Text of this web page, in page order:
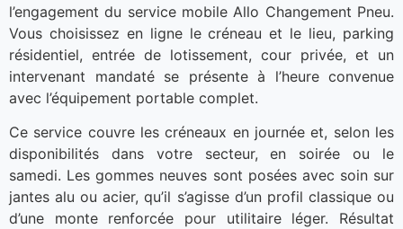
l’engagement du service mobile Allo Changement Pneu.
Vous choisissez en ligne le créneau et le lieu, parking
résidentiel, entrée de lotissement, cour privée, et un
intervenant mandaté se présente à l’heure convenue
avec l’équipement portable complet.
Ce service couvre les créneaux en journée et, selon les
disponibilités dans votre secteur, en soirée ou le
samedi. Les gommes neuves sont posées avec soin sur
jantes alu ou acier, qu’il s’agisse d’un profil classique ou
d’une monte renforcée pour utilitaire léger. Résultat